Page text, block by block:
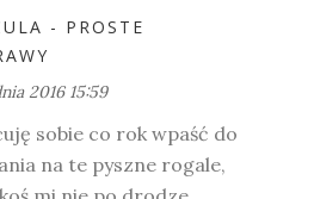
- PROSTE
2016 15:59
sobie co rok wpaść do
na te pyszne rogale,